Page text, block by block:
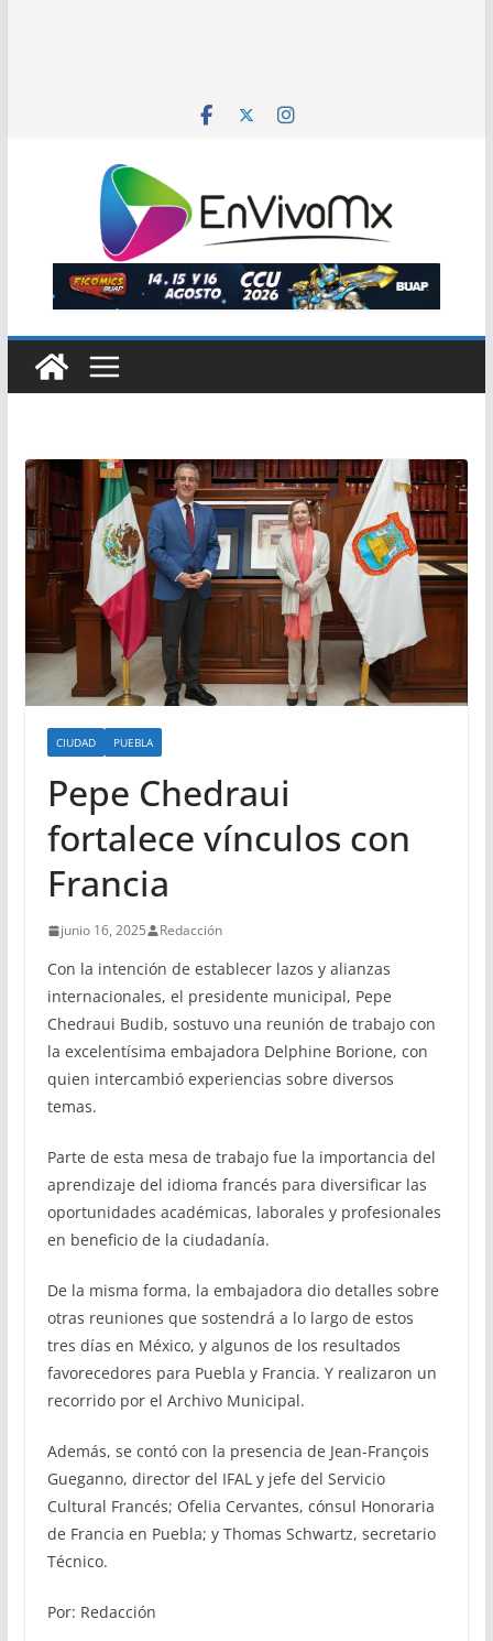
CIUDAD PUEBLA
Pepe Chedraui
fortalece vínculos con
Francia
junio 16, 2025 Redacción
Con la intención de establecer lazos y alianzas
internacionales, el presidente municipal, Pepe
Chedraui Budib, sostuvo una reunión de trabajo con
la excelentísima embajadora Delphine Borione, con
quien intercambió experiencias sobre diversos
temas.
Parte de esta mesa de trabajo fue la importancia del
aprendizaje del idioma francés para diversificar las
oportunidades académicas, laborales y profesionales
en beneficio de la ciudadanía.
De la misma forma, la embajadora dio detalles sobre
otras reuniones que sostendrá a lo largo de estos
tres días en México, y algunos de los resultados
favorecedores para Puebla y Francia. Y realizaron un
recorrido por el Archivo Municipal.
Además, se contó con la presencia de Jean-François
Gueganno, director del IFAL y jefe del Servicio
Cultural Francés; Ofelia Cervantes, cónsul Honoraria
de Francia en Puebla; y Thomas Schwartz, secretario
Técnico.
Por: Redacción